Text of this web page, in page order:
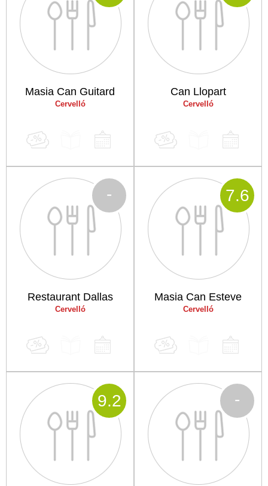
Masia Can Guitard
Cervelló
Can Llopart
Cervelló
Restaurant Dallas
Cervelló
-
Masia Can Esteve
Cervelló
7.6
9.2 -